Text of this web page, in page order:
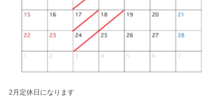
2月定休日になります